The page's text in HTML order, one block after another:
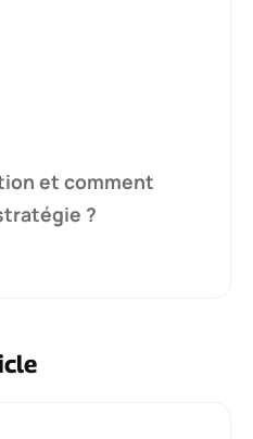
et comment
?